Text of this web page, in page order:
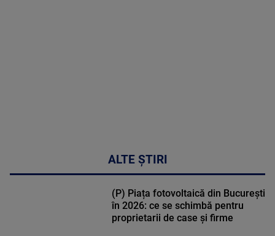
ALTE ȘTIRI
(P) Piața fotovoltaică din București
în 2026: ce se schimbă pentru
proprietarii de case și firme